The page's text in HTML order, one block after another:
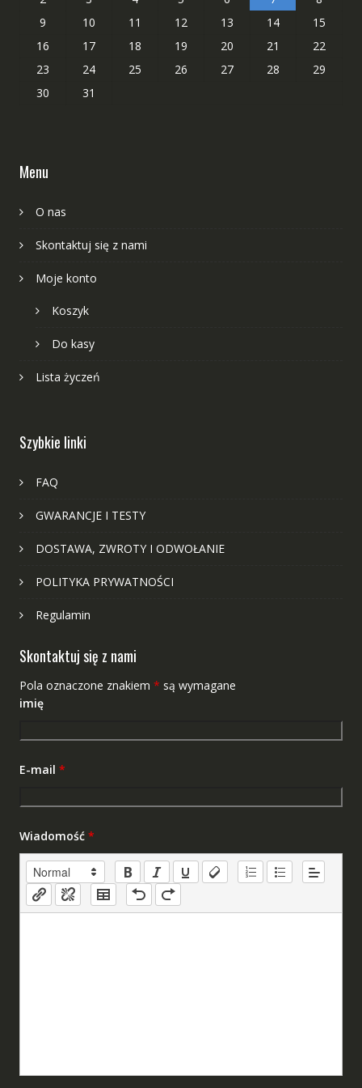
9
10 11 12 13 14
15
16
17 18 19 20 21
22
23
24 25 26 27 28
29
30
31
Menu
O nas
Skontaktuj się z nami
Moje konto
Koszyk
Do kasy
Lista życzeń
Szybkie linki
FAQ
GWARANCJE I TESTY
DOSTAWA, ZWROTY I ODWOŁANIE
POLITYKA PRYWATNOŚCI
Regulamin
Skontaktuj się z nami
Pola oznaczone znakiem * są wymagane
imię
E-mail *
Wiadomość *